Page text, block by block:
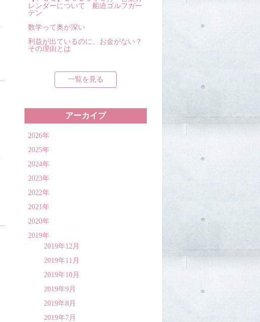
レンダーについて 船迫ゴルフガー
デン
数学って奥が深い
利益が出ているのに、お金がない？
その理由とは
一覧を見る
アーカイブ
2026年
2025年
2024年
2023年
2022年
2021年
2020年
2019年
2019年12月
2019年11月
2019年10月
2019年9月
2019年8月
2019年7月